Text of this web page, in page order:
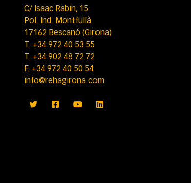
C/ Isaac Rabin, 15
Pol. Ind. Montfullà
17162 Bescanó (Girona)
T. +34 972 40 53 55
T. +34 902 48 72 72
F. +34 972 40 50 54
info@rehagirona.com